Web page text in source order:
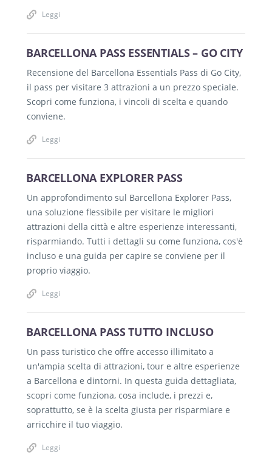
Leggi
BARCELLONA PASS ESSENTIALS – GO CITY
Recensione del Barcellona Essentials Pass di Go City,
il pass per visitare 3 attrazioni a un prezzo speciale.
Scopri come funziona, i vincoli di scelta e quando
conviene.
Leggi
BARCELLONA EXPLORER PASS
Un approfondimento sul Barcellona Explorer Pass,
una soluzione flessibile per visitare le migliori
attrazioni della città e altre esperienze interessanti,
risparmiando. Tutti i dettagli su come funziona, cos'è
incluso e una guida per capire se conviene per il
proprio viaggio.
Leggi
BARCELLONA PASS TUTTO INCLUSO
Un pass turistico che offre accesso illimitato a
un'ampia scelta di attrazioni, tour e altre esperienze
a Barcellona e dintorni. In questa guida dettagliata,
scopri come funziona, cosa include, i prezzi e,
soprattutto, se è la scelta giusta per risparmiare e
arricchire il tuo viaggio.
Leggi